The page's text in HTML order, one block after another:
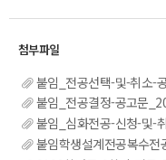
붙임_전공선택-및-취소-
붙임_전공결정-공고문
붙임_심화전공-신청-및-
붙임학생설계전공복수